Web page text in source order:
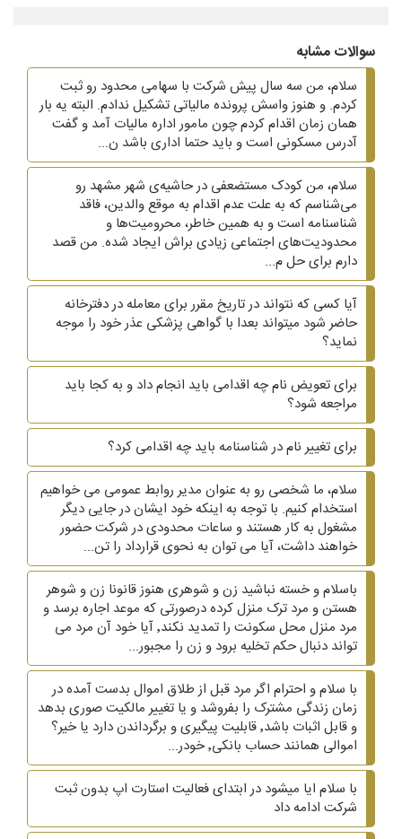
سوالات مشابه
سلام، من سه سال پیش شرکت با سهامی محدود رو ثبت
کردم. و هنوز واسش پرونده مالیاتی تشکیل ندادم. البته یه بار
همان زمان اقدام کردم چون مامور اداره مالیات آمد و گفت
آدرس مسکونی است و باید حتما اداری باشد ن...
سلام، من کودک مستضعفی در حاشیه‌ی شهر مشهد رو
می‌شناسم که به علت عدم اقدام به موقع والدین، فاقد
شناسنامه است و به همین خاطر، محرومیت‌ها و
محدودیت‌های اجتماعی زیادی براش ایجاد شده. من قصد
دارم برای حل م...
آیا کسی که نتواند در تاریخ مقرر برای معامله در دفترخانه
حاضر شود میتواند بعدا با گواهی پزشکی عذر خود را موجه
نماید؟
برای تعویض نام چه اقدامی باید انجام داد و به کجا باید
مراجعه شود؟
برای تغییر نام در شناسنامه باید چه اقدامی کرد؟
سلام، ما شخصی رو به عنوان مدیر روابط عمومی می خواهیم
استخدام کنیم. با توجه به اینکه خود ایشان در جایی دیگر
مشغول به کار هستند و ساعات محدودی در شرکت حضور
خواهند داشت، آیا می توان به نحوی قرارداد را تن...
باسلام و خسته نباشید زن و شوهری هنوز قانونا زن و شوهر
هستن و مرد ترک منزل کرده درصورتی که موعد اجاره برسد و
مرد منزل محل سکونت را تمدید نکند٬ آیا خود آن مرد می
تواند دنبال حکم تخلیه برود و زن را مجبور...
با سلام و احترام اگر مرد قبل از طلاق اموال بدست آمده در
زمان زندگی مشترک را بفروشد و یا تغییر مالکیت صوری بدهد
و قابل اثبات باشد٬ قابلیت پیگیری و برگرداندن دارد یا خیر؟
اموالی همانند حساب بانکی٬ خودر...
با سلام ایا میشود در ابتدای فعالیت استارت اپ بدون ثبت
شرکت ادامه داد